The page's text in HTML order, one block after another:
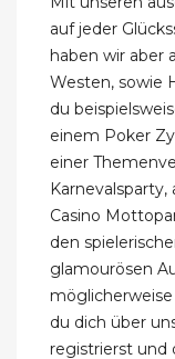
auf jeder
haben wir aber
Westen, sowie
du
einem Poker
einer
Casino
den
glamourösen
du dich über
registrierst und